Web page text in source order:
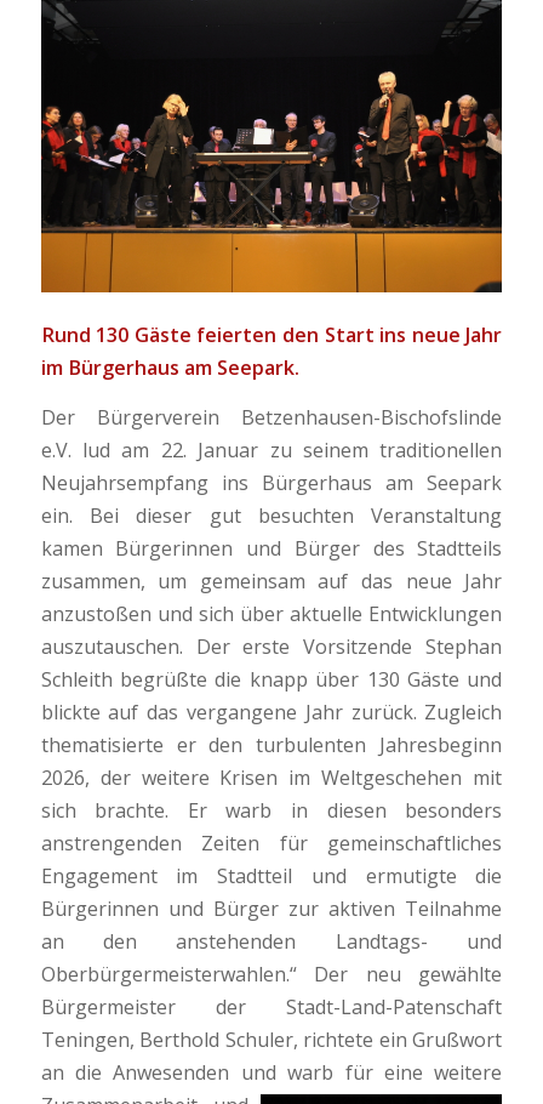
Rund 130 Gäste feierten den Start ins neue Jahr
im Bürgerhaus am Seepark.
Der Bürgerverein Betzenhausen-Bischofslinde
e.V. lud am 22. Januar zu seinem traditionellen
Neujahrsempfang ins Bürgerhaus am Seepark
ein. Bei dieser gut besuchten Veranstaltung
kamen Bürgerinnen und Bürger des Stadtteils
zusammen, um gemeinsam auf das neue Jahr
anzustoßen und sich über aktuelle Entwicklungen
auszutauschen. Der erste Vorsitzende Stephan
Schleith begrüßte die knapp über 130 Gäste und
blickte auf das vergangene Jahr zurück. Zugleich
thematisierte er den turbulenten Jahresbeginn
2026, der weitere Krisen im Weltgeschehen mit
sich brachte. Er warb in diesen besonders
anstrengenden Zeiten für gemeinschaftliches
Engagement im Stadtteil und ermutigte die
Bürgerinnen und Bürger zur aktiven Teilnahme
an den anstehenden Landtags- und
Oberbürgermeisterwahlen.“ Der neu gewählte
Bürgermeister der Stadt-Land-Patenschaft
Teningen, Berthold Schuler, richtete ein Grußwort
an die Anwesenden und warb für eine weitere